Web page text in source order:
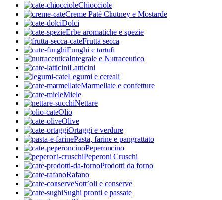
Chiocciole
Creme Patè Chutney e Mostarde
Dolci
Erbe aromatiche e spezie
Frutta secca
Funghi e tartufi
Integrale e Nutraceutico
Latticini
Legumi e cereali
Marmellate e confetture
Miele
Nettare
Olio
Olive
Ortaggi e verdure
Pasta, farine e pangrattato
Peperoncino
Peperoni Cruschi
Prodotti da forno
Rafano
Sott’oli e conserve
Sughi pronti e passate